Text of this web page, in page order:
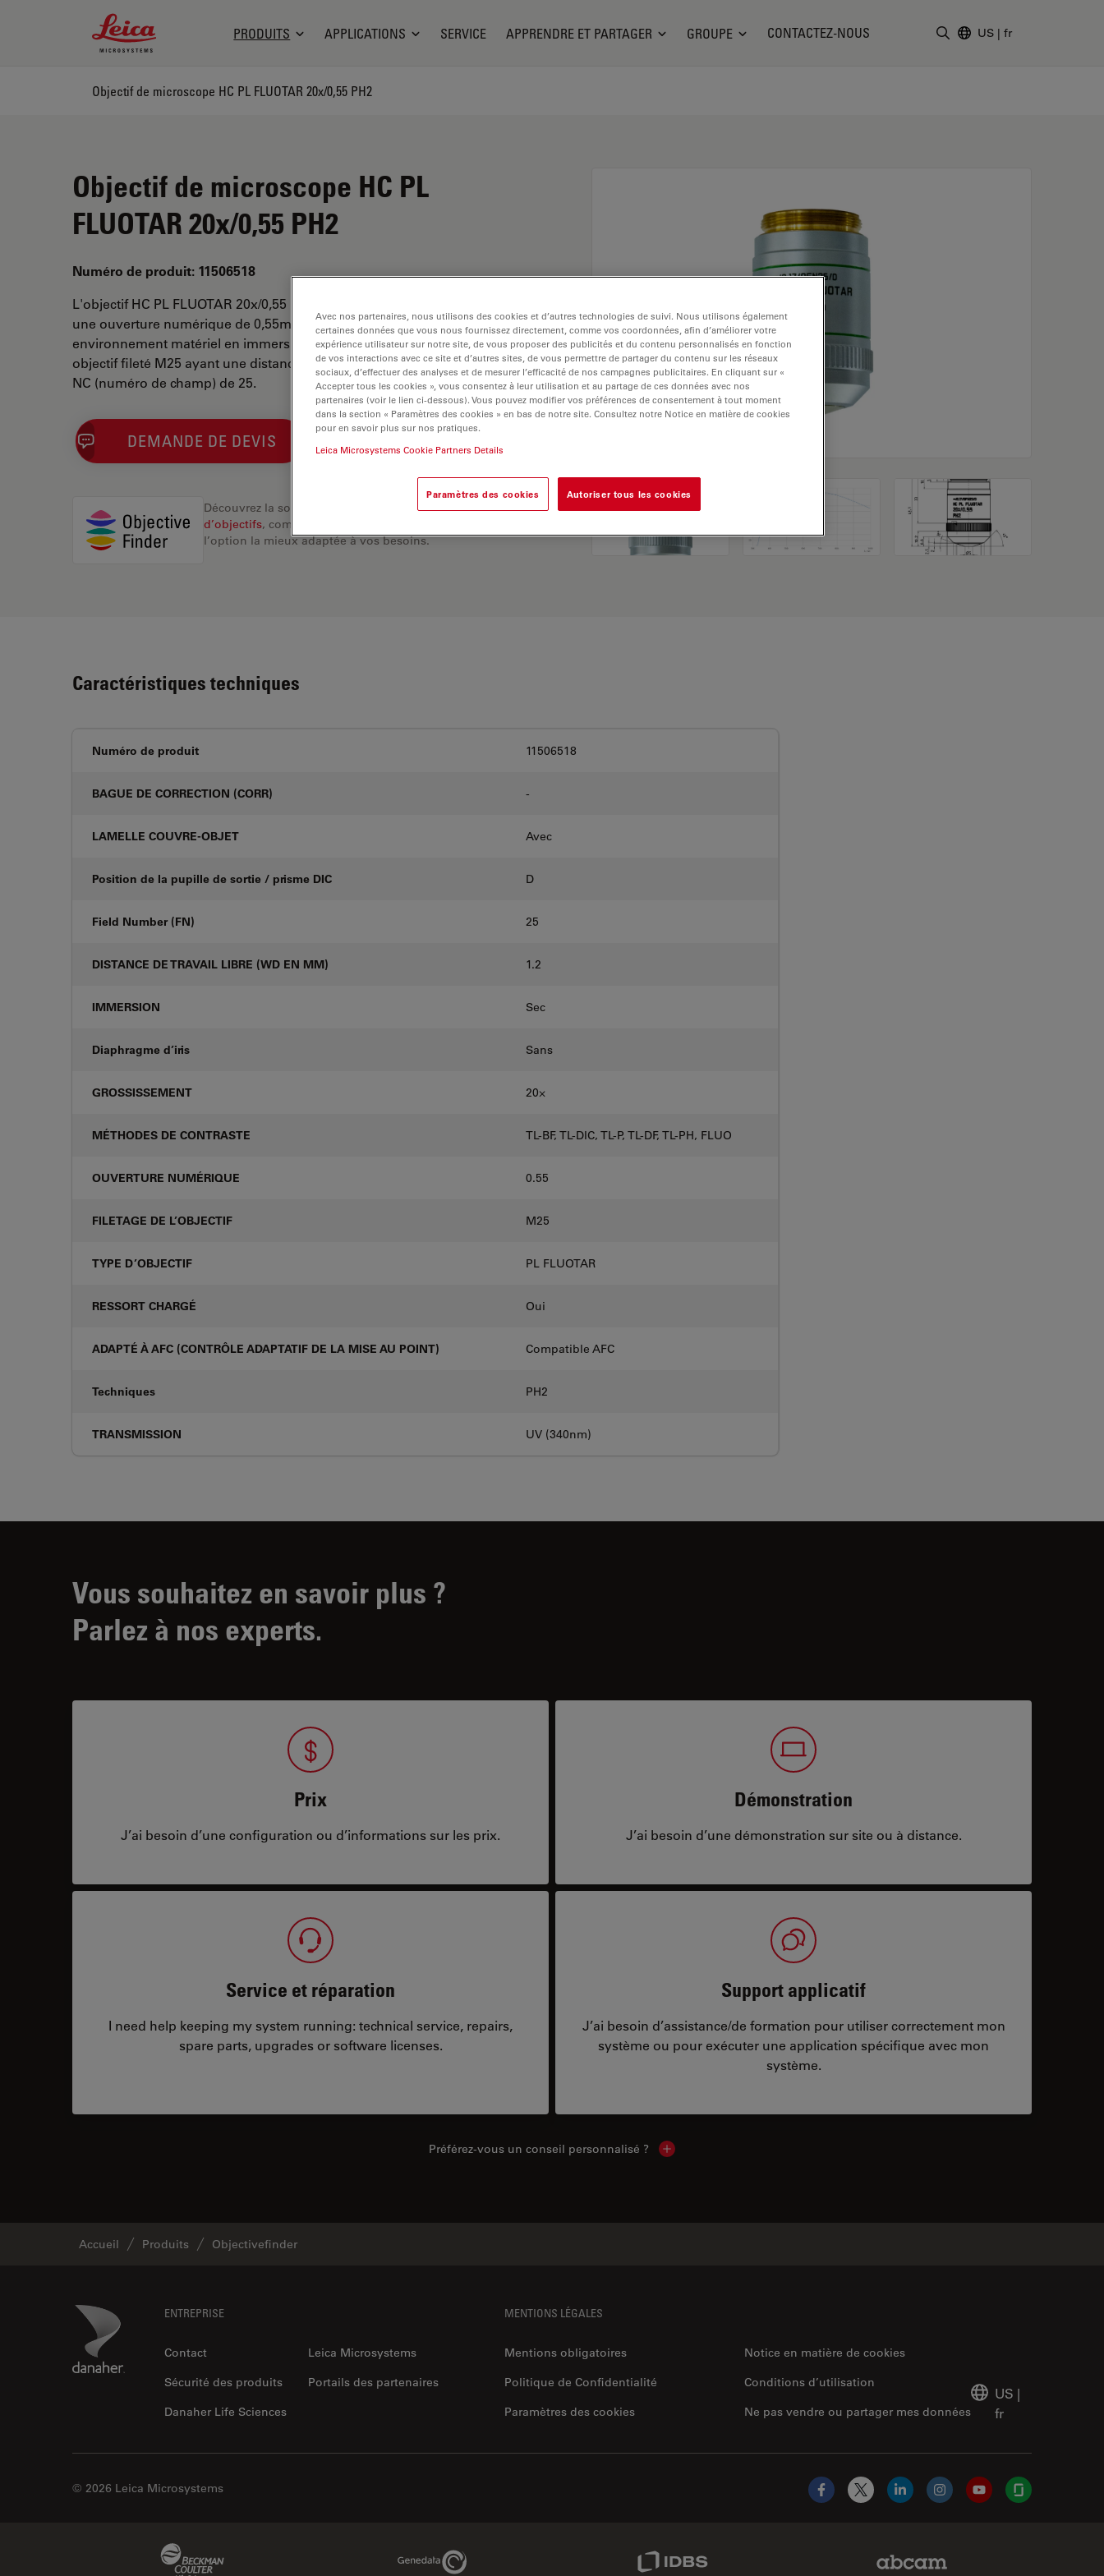
Leica Microsystems Logo
PRODUITS APPLICATIONS SERVICE APPRENDRE ET PARTAGER GROUPE CONTACTEZ-NOUS US | fr
Objectif de microscope HC PL FLUOTAR 20x/0,55 PH2
Objectif de microscope HC PL
FLUOTAR 20x/0,55 PH2
Numéro de produit: 11506518
L'objectif HC PL FLUOTAR 20x/0,55 PH2 a un grossissement de 20x et
une ouverture numérique de 0,55mm. Pour une utilisation dans un
environnement matériel en immersion sèche, avec un
objectif fileté M25 ayant une distance de travail libre de 1,2 mm et un
NC (numéro de champ) de 25.
DEMANDE DE DEVIS
Découvrez la solution idéale. Explorez notresélecteur
d’objectifs, comparez les alternatives et trouvez
l’option la mieux adaptée à vos besoins.
Caractéristiques techniques
Numéro de produit 11506518
BAGUE DE CORRECTION (CORR) -
LAMELLE COUVRE-OBJET Avec
Position de la pupille de sortie / prisme DIC D
Field Number (FN) 25
DISTANCE DE TRAVAIL LIBRE (WD EN MM) 1.2
IMMERSION Sec
Diaphragme d’iris Sans
GROSSISSEMENT 20⨉
MÉTHODES DE CONTRASTE TL-BF, TL-DIC, TL-P, TL-DF, TL-PH, FLUO
OUVERTURE NUMÉRIQUE 0.55
FILETAGE DE L’OBJECTIF M25
TYPE D’OBJECTIF PL FLUOTAR
RESSORT CHARGÉ Oui
ADAPTÉ À AFC (CONTRÔLE ADAPTATIF DE LA MISE AU POINT) Compatible AFC
Techniques PH2
TRANSMISSION UV (340nm)
Vous souhaitez en savoir plus ?
Parlez à nos experts.
Prix
J’ai besoin d’une configuration ou d’informations sur les prix.
Démonstration
J’ai besoin d’une démonstration sur site ou à distance.
Service et réparation
I need help keeping my system running: technical service, repairs,
spare parts, upgrades or software licenses.
Support applicatif
J’ai besoin d’assistance/de formation pour utiliser correctement mon
système ou pour exécuter une application spécifique avec mon
système.
Préférez-vous un conseil personnalisé ? Show local contacts
Accueil Produits Objectivefinder
Danaher Logo ENTREPRISE
Contact
Leica Microsystems
Sécurité des produits
Portails des partenaires
Danaher Life Sciences
MENTIONS LÉGALES
Mentions obligatoires
Notice en matière de cookies
Politique de Confidentialité
Ne pas vendre ou partager mes données
Conditions d’utilisation
Paramètres des cookies
US |
fr
© 2026 Leica Microsystems
Facebook
X LinkedInInstagramYouTubeGlassdoor
Genedata Link
Avec nos partenaires, nous utilisons des cookies et d’autres technologies de suivi. Nous utilisons également
certaines données que vous nous fournissez directement, comme vos coordonnées, afin d’améliorer votre
expérience utilisateur sur notre site, de vous proposer des publicités et du contenu personnalisés en fonction
de vos interactions avec ce site et d’autres sites, de vous permettre de partager du contenu sur les réseaux
sociaux, d’effectuer des analyses et de mesurer l’efficacité de nos campagnes publicitaires. En cliquant sur «
Accepter tous les cookies », vous consentez à leur utilisation et au partage de ces données avec nos
partenaires (voir le lien ci-dessous). Vous pouvez modifier vos préférences de consentement à tout moment
dans la section « Paramètres des cookies » en bas de notre site. Consultez notre Notice en matière de cookies
pour en savoir plus sur nos pratiques.
Leica Microsystems Cookie Partners Details
Paramètres des cookies Autoriser tous les cookies